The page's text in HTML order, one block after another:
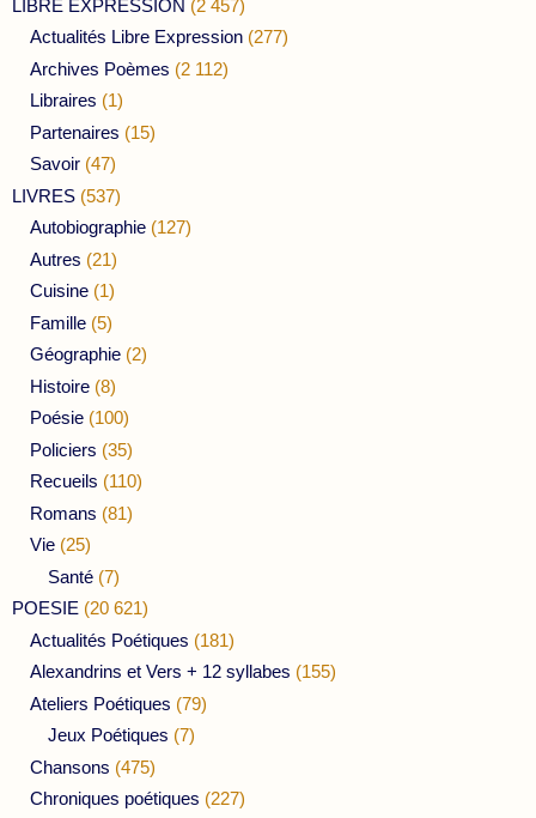
LIBRE EXPRESSION (2 457)
Actualités Libre Expression (277)
Archives Poèmes (2 112)
Libraires (1)
Partenaires (15)
Savoir (47)
LIVRES (537)
Autobiographie (127)
Autres (21)
Cuisine (1)
Famille (5)
Géographie (2)
Histoire (8)
Poésie (100)
Policiers (35)
Recueils (110)
Romans (81)
Vie (25)
Santé (7)
POESIE (20 621)
Actualités Poétiques (181)
Alexandrins et Vers + 12 syllabes (155)
Ateliers Poétiques (79)
Jeux Poétiques (7)
Chansons (475)
Chroniques poétiques (227)